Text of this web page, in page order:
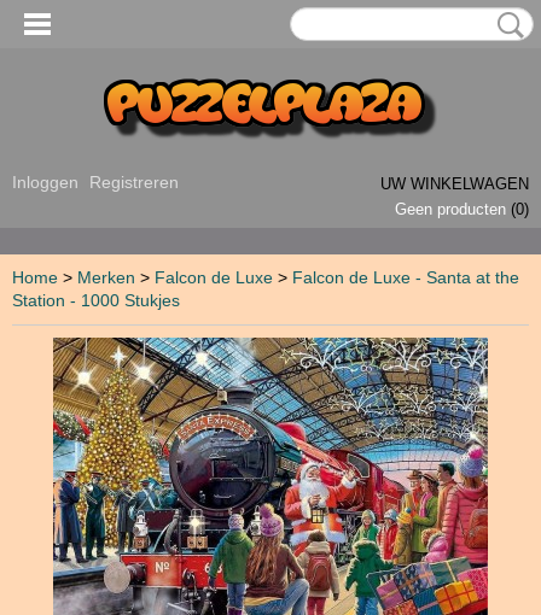
Inloggen Registreren
UW WINKELWAGEN
Geen producten (0)
Home > Merken > Falcon de Luxe > Falcon de Luxe - Santa at the
Station - 1000 Stukjes